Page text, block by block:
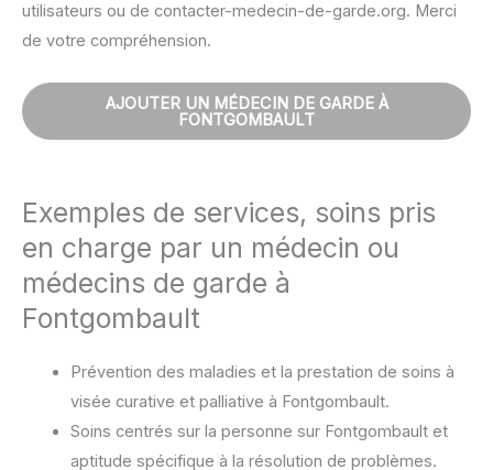
utilisateurs ou de contacter-medecin-de-garde.org. Merci
de votre compréhension.
AJOUTER UN MÉDECIN DE GARDE À
FONTGOMBAULT
Exemples de services, soins pris
en charge par un médecin ou
médecins de garde à
Fontgombault
Prévention des maladies et la prestation de soins à
visée curative et palliative à Fontgombault.
Soins centrés sur la personne sur Fontgombault et
aptitude spécifique à la résolution de problèmes.